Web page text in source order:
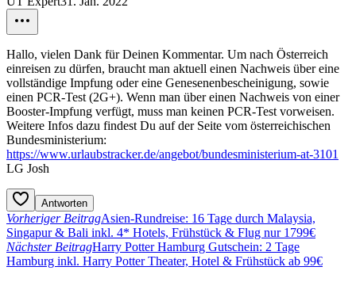
Hallo, vielen Dank für Deinen Kommentar. Um nach Österreich
einreisen zu dürfen, braucht man aktuell einen Nachweis über eine
vollständige Impfung oder eine Genesenenbescheinigung, sowie
einen PCR-Test (2G+). Wenn man über einen Nachweis von einer
Booster-Impfung verfügt, muss man keinen PCR-Test vorweisen.
Weitere Infos dazu findest Du auf der Seite vom österreichischen
Bundesministerium:
https://www.urlaubstracker.de/angebot/bundesministerium-at-3101
LG Josh
Antworten
Vorheriger BeitragAsien-Rundreise: 16 Tage durch Malaysia,
Singapur & Bali inkl. 4* Hotels, Frühstück & Flug nur 1799€
Nächster BeitragHarry Potter Hamburg Gutschein: 2 Tage
Hamburg inkl. Harry Potter Theater, Hotel & Frühstück ab 99€